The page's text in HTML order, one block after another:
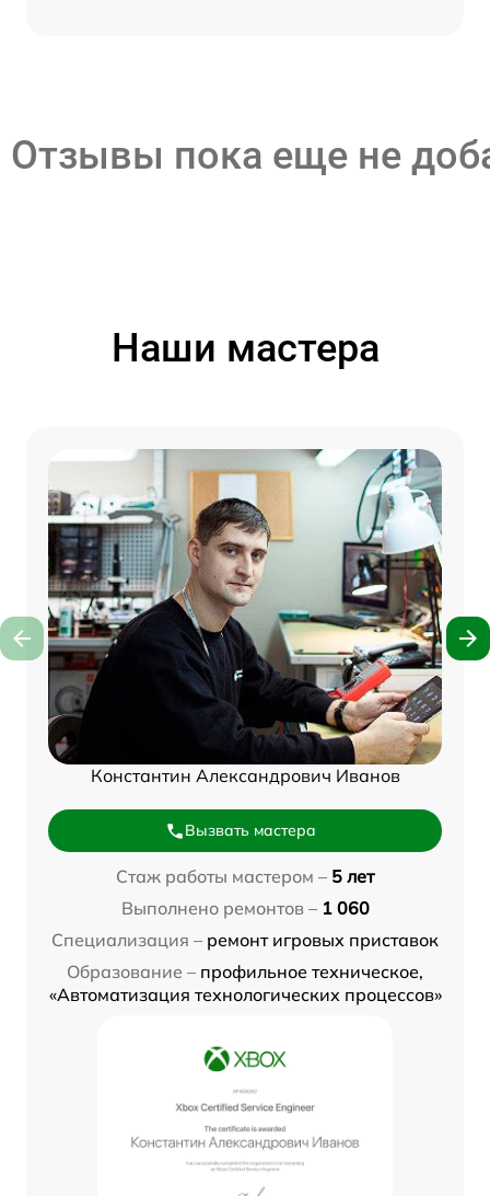
Отзывы пока еще не
Наши мастера
Константин Александрович Иванов
Вызвать мастера
Стаж работы мастером – 5 лет
Выполнено ремонтов – 1 060
Специализация – ремонт игровых приставок
Образование – профильное техническое,
«Автоматизация технологических процессов»